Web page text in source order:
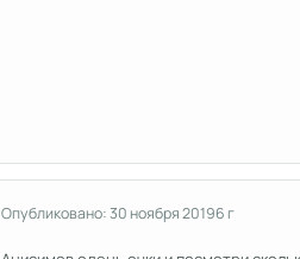
Опубликовано:30 ноября 20196 г